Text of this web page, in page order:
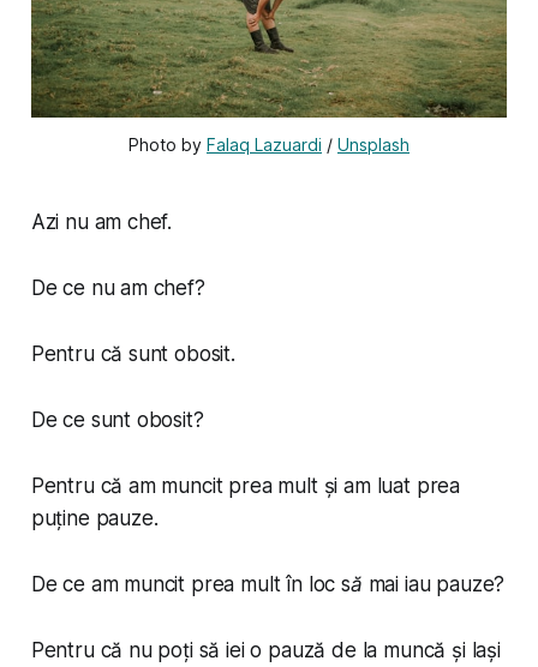
Photo by Falaq Lazuardi / Unsplash
Azi nu am chef.
De ce nu am chef?
Pentru că sunt obosit.
De ce sunt obosit?
Pentru că am muncit prea mult și am luat prea
puține pauze.
De ce am muncit prea mult în loc să mai iau pauze?
Pentru că nu poți să iei o pauză de la muncă și lași